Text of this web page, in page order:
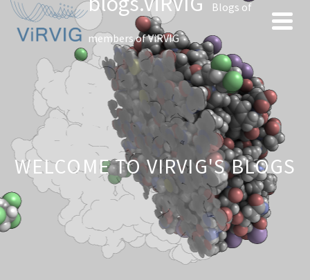
Blogs of
members of ViRVIG
WELCOME TO VIRVIG'S BLOGS